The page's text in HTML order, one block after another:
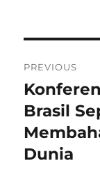
pos
PREVIOUS
Previous
post:
Brasil
Dunia